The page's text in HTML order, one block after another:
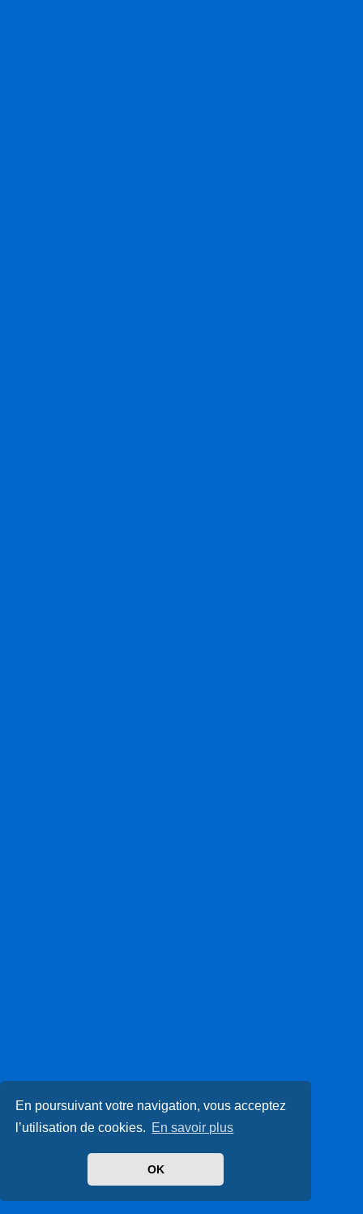
En poursuivant votre navigation, vous acceptez
l’utilisation de cookies. En savoir plus
OK